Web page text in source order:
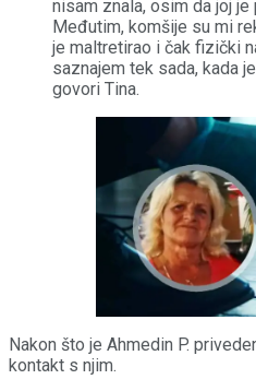
nisam znala, osim da joj
Međutim, komšije su mi
je maltretirao i čak fizički
saznajem tek sada, kada
govori Tina.
Nakon što je Ahmedin P.
kontakt s njim.